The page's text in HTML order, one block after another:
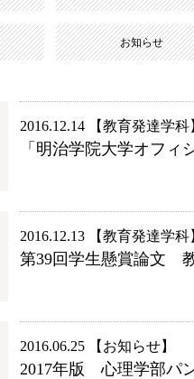
お知らせ
2016.12.14 教育発達学科
「明治学院大学オフ
2016.12.13 教育発達学科
第39回学生懸賞論文
2016.06.25 お知らせ
2017年版 心理学部パ